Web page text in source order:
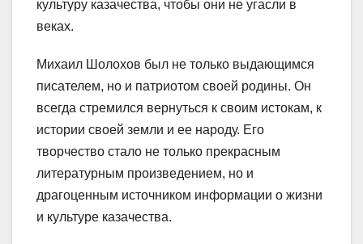
культуру казачества, чтобы они не угасли в
веках.
Михаил Шолохов был не только выдающимся
писателем, но и патриотом своей родины. Он
всегда стремился вернуться к своим истокам, к
истории своей земли и ее народу. Его
творчество стало не только прекрасным
литературным произведением, но и
драгоценным источником информации о жизни
и культуре казачества.